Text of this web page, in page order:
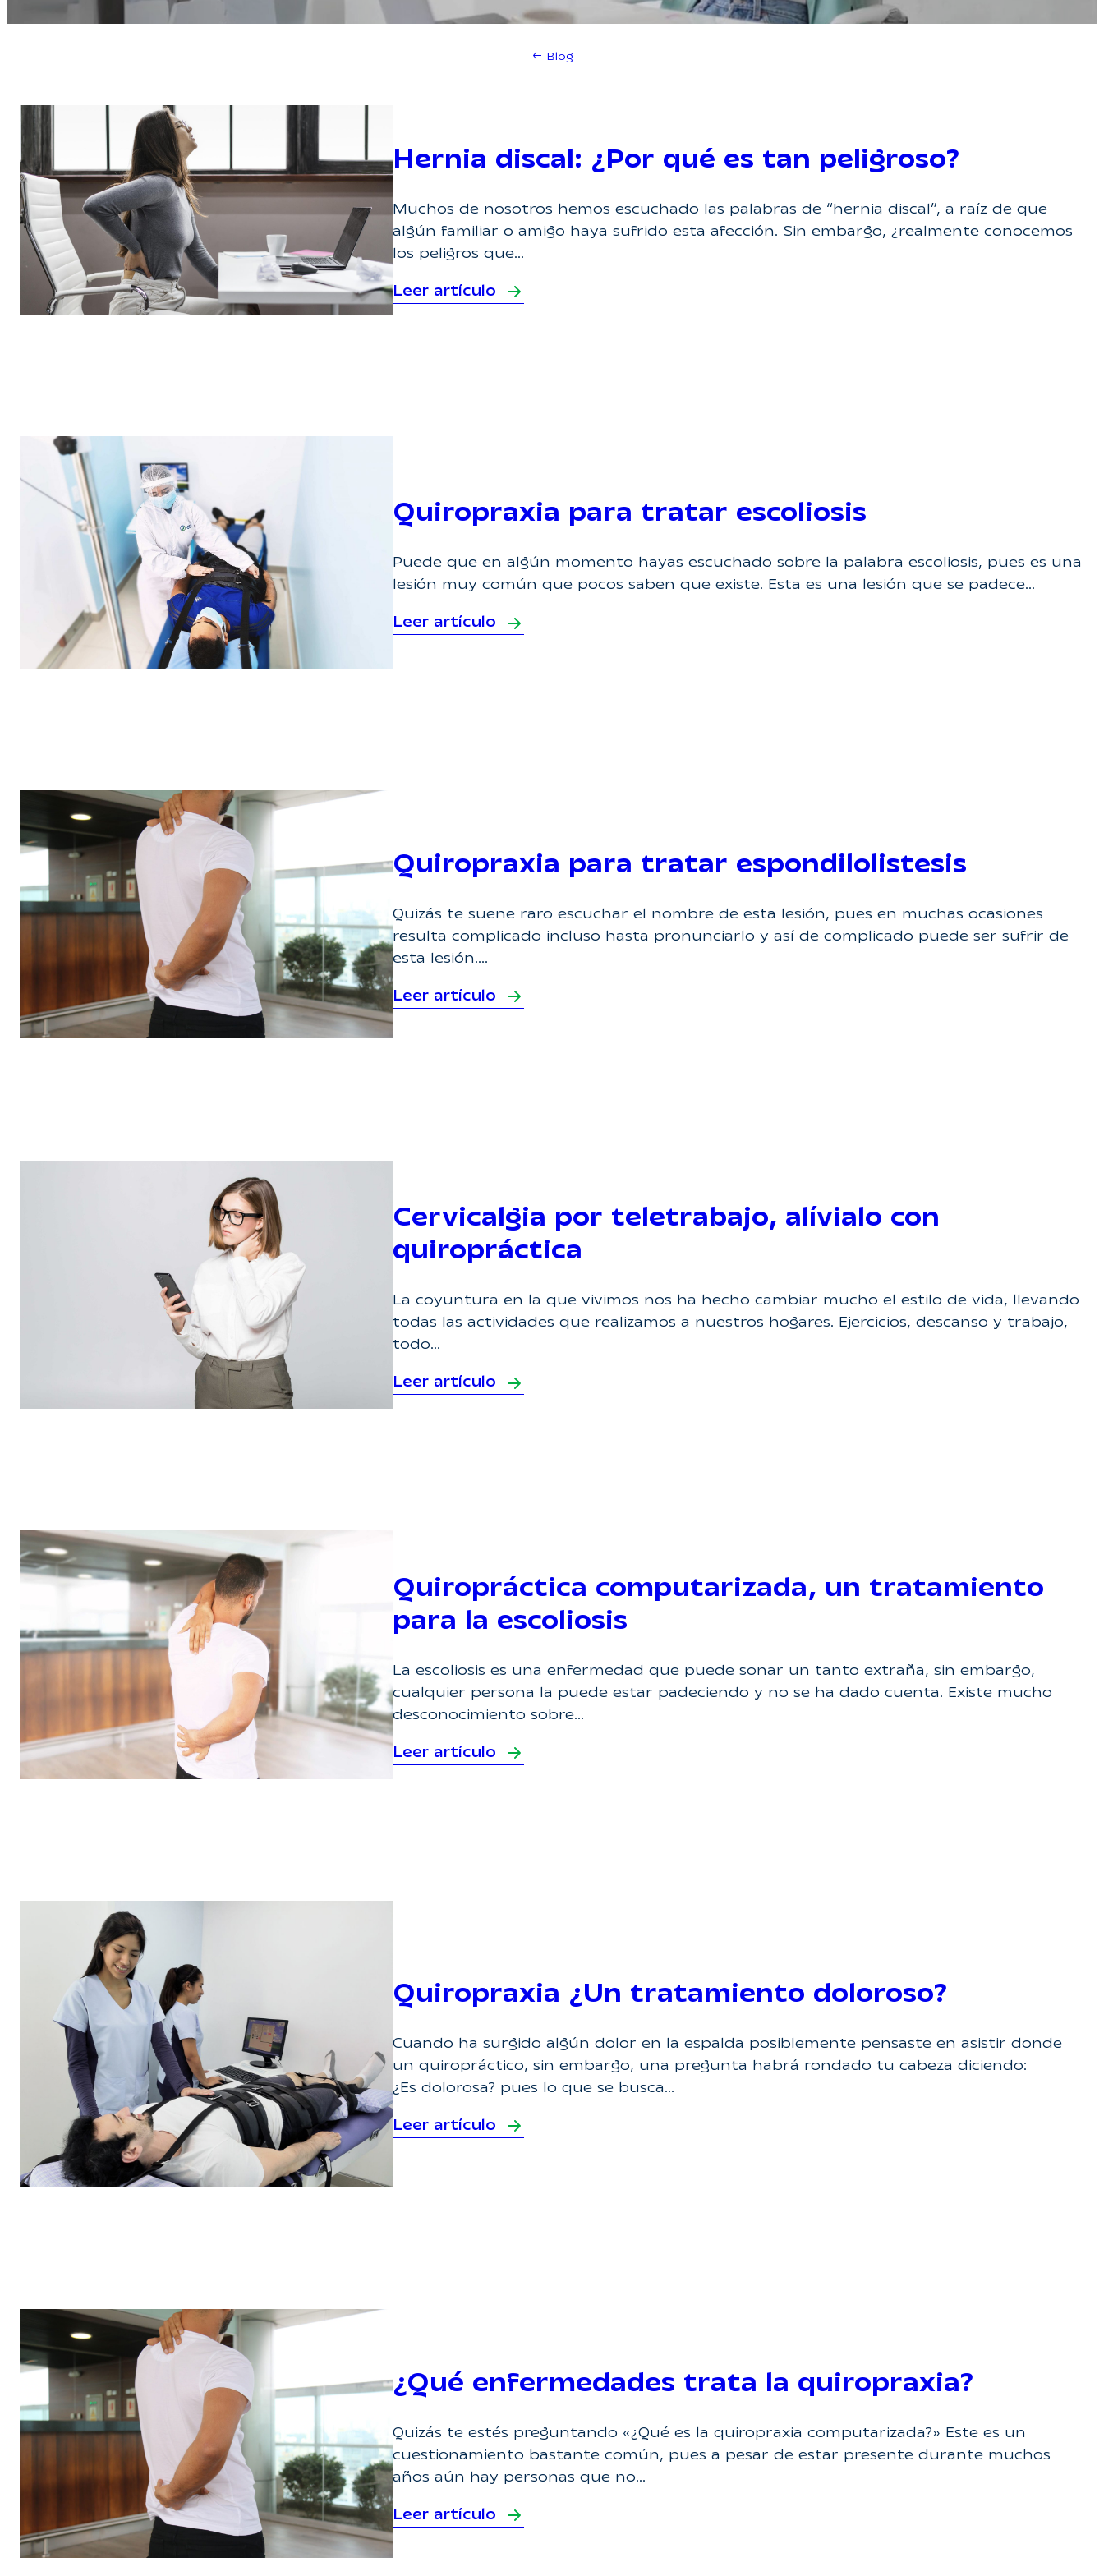
← Blog
Hernia discal: ¿Por qué es tan peligroso?
Muchos de nosotros hemos escuchado las palabras de “hernia discal”, a raíz de que
algún familiar o amigo haya sufrido esta afección. Sin embargo, ¿realmente conocemos
los peligros que…
Leer artículo
Quiropraxia para tratar escoliosis
Puede que en algún momento hayas escuchado sobre la palabra escoliosis, pues es una
lesión muy común que pocos saben que existe. Esta es una lesión que se padece…
Leer artículo
Quiropraxia para tratar espondilolistesis
Quizás te suene raro escuchar el nombre de esta lesión, pues en muchas ocasiones
resulta complicado incluso hasta pronunciarlo y así de complicado puede ser sufrir de
esta lesión.…
Leer artículo
Cervicalgia por teletrabajo, alívialo con
quiropráctica
La coyuntura en la que vivimos nos ha hecho cambiar mucho el estilo de vida, llevando
todas las actividades que realizamos a nuestros hogares. Ejercicios, descanso y trabajo,
todo…
Leer artículo
Quiropráctica computarizada, un tratamiento
para la escoliosis
La escoliosis es una enfermedad que puede sonar un tanto extraña, sin embargo,
cualquier persona la puede estar padeciendo y no se ha dado cuenta. Existe mucho
desconocimiento sobre…
Leer artículo
Quiropraxia ¿Un tratamiento doloroso?
Cuando ha surgido algún dolor en la espalda posiblemente pensaste en asistir donde
un quiropráctico, sin embargo, una pregunta habrá rondado tu cabeza diciendo:
¿Es dolorosa? pues lo que se busca…
Leer artículo
¿Qué enfermedades trata la quiropraxia?
Quizás te estés preguntando «¿Qué es la quiropraxia computarizada?» Este es un
cuestionamiento bastante común, pues a pesar de estar presente durante muchos
años aún hay personas que no…
Leer artículo